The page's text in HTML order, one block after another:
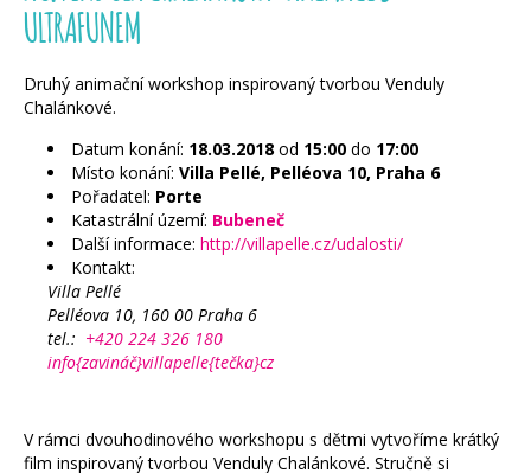
ULTRAFUNEM
Druhý animační workshop inspirovaný tvorbou Venduly
Chalánkové.
Datum konání: 18.03.2018 od 15:00 do 17:00
Místo konání: Villa Pellé, Pelléova 10, Praha 6
Pořadatel: Porte
Katastrální území: Bubeneč
Další informace: http://villapelle.cz/udalosti/
Kontakt:
Villa Pellé
Pelléova 10, 160 00 Praha 6
tel.: +420 224 326 180
info{zavináč}villapelle{tečka}cz
V rámci dvouhodinového workshopu s dětmi vytvoříme krátký
film inspirovaný tvorbou Venduly Chalánkové. Stručně si